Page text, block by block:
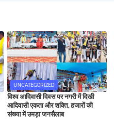
UNCATEGORIZED
विश्व आदिवासी दिवस पर नगरी में दिखी
आदिवासी एकता और शक्ति, हजारों की
संख्या में उमड़ा जनसैलाब